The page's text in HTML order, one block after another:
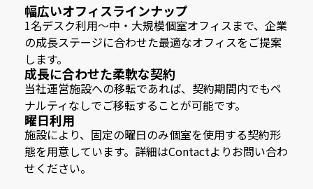
幅広いオフィスラインナップ
1名デスク利用～中・大規模個室オフィスまで、企業
の成長ステージに合わせた最適なオフィスをご提案
します。
成長に合わせた柔軟な契約
当社運営施設への移転であれば、契約期間内でもペ
ナルティなしでご移転することが可能です。
曜日利用
施設により、固定の曜日のみ個室を使用する契約形
態を用意しています。詳細はContactよりお問い合わ
せください。